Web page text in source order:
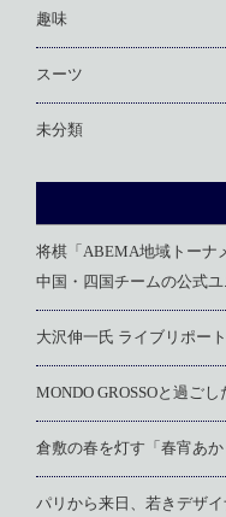
趣味
スーツ
未分類
将棋「ABEMA地域トー
中国・四国チームの公式ユ
大沢伸一氏 ライブリポー
MONDO GROSSOと過ご
倉敷の春を灯す「春宵あか
パリから来日、若きデザイ